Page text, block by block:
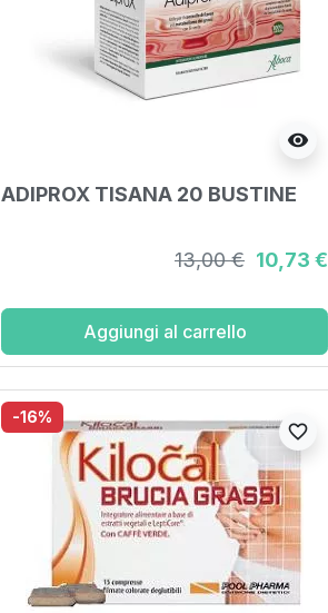
visibility
ADIPROX TISANA 20 BUSTINE
13,00 € 10,73 €
Aggiungi al carrello
-16%
favorite_border